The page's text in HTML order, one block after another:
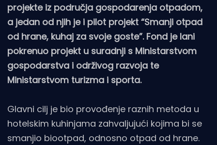
projekte iz područja gospodarenja otpadom,
a jedan od njih je i pilot projekt “Smanji otpad
od hrane, kuhaj za svoje goste”. Fond je lani
pokrenuo projekt u suradnji s Ministarstvom
gospodarstva i održivog razvoja te
Ministarstvom turizma i sporta.
Glavni cilj je bio provođenje raznih metoda u
hotelskim kuhinjama zahvaljujući kojima bi se
smanjio biootpad, odnosno otpad od hrane.